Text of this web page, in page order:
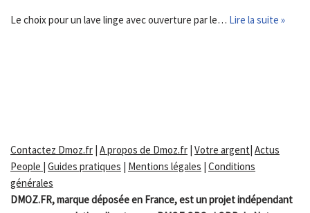
Le choix pour un lave linge avec ouverture par le… Lire la suite »
Contactez Dmoz.fr | A propos de Dmoz.fr | Votre argent| Actus
People | Guides pratiques | Mentions légales | Conditions
générales
DMOZ.FR, marque déposée en France, est un projet indépendant